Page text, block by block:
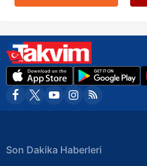
Son Dakika Haberleri